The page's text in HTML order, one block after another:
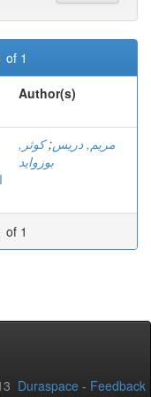
of 1
Author(s)
مريم, دريس;كوثر,
بوزوايد
of 1
Duraspace - Feedback